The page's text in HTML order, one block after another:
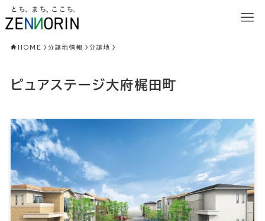
HOME 分譲地情報 分譲地
ピュアステージ大府梶田町